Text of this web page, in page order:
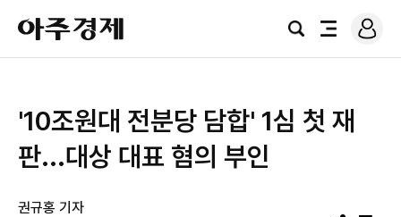
아
주
경
검
전
로
그
'10조원대 전분당 담합' 1심 첫 재
판...대상 대표 혐의 부인
권규홍 기자